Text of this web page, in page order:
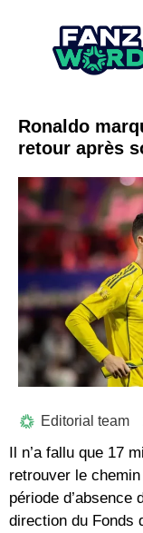
Ronaldo
retour après
Editorial team
Il n’a fallu que 17
retrouver le
période d’absence
direction du Fonds